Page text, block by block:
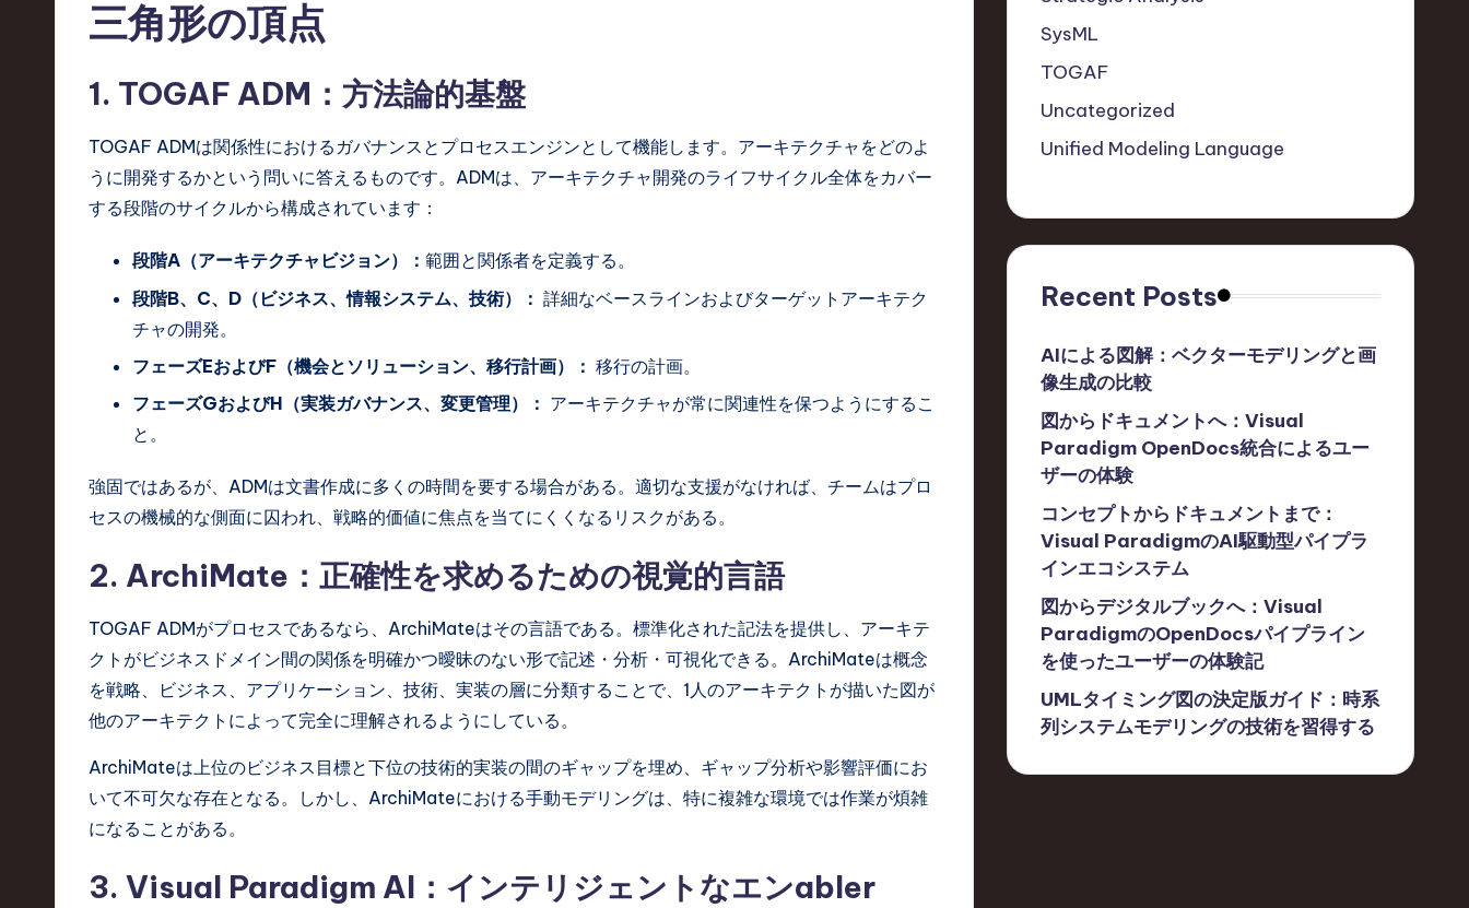
ft
三角形の頂点
1. TOGAF ADM：方法論的基盤
TOGAF ADMは関係性におけるガバナンスとプロセスエンジンとして機能します。アーキテクチャをどのよ
うに開発するかという問いに答えるものです。ADMは、アーキテクチャ開発のライフサイクル全体をカバー
する段階のサイクルから構成されています：
段階A（アーキテクチャビジョン）： 範囲と関係者を定義する。
段階B、C、D（ビジネス、情報システム、技術）： 詳細なベースラインおよびターゲットアーキテク
チャの開発。
フェーズEおよびF（機会とソリューション、移行計画）： 移行の計画。
フェーズGおよびH（実装ガバナンス、変更管理）： アーキテクチャが常に関連性を保つようにするこ
と。
強固ではあるが、ADMは文書作成に多くの時間を要する場合がある。適切な支援がなければ、チームはプロ
セスの機械的な側面に囚われ、戦略的価値に焦点を当てにくくなるリスクがある。
2. ArchiMate：正確性を求めるための視覚的言語
TOGAF ADMがプロセスであるなら、ArchiMateはその言語である。標準化された記法を提供し、アーキテ
クトがビジネスドメイン間の関係を明確かつ曖昧のない形で記述・分析・可視化できる。ArchiMateは概念
を戦略、ビジネス、アプリケーション、技術、実装の層に分類することで、1人のアーキテクトが描いた図が
他のアーキテクトによって完全に理解されるようにしている。
ArchiMateは上位のビジネス目標と下位の技術的実装の間のギャップを埋め、ギャップ分析や影響評価にお
いて不可欠な存在となる。しかし、ArchiMateにおける手動モデリングは、特に複雑な環境では作業が煩雑
になることがある。
3. Visual Paradigm AI：インテリジェントなエンabler
SysML
TOGAF
Uncategorized
Unified Modeling Language
Recent Posts
AIによる図解：ベクターモデリングと画
像生成の比較
図からドキュメントへ：Visual
Paradigm OpenDocs統合によるユー
ザーの体験
コンセプトからドキュメントまで：
Visual ParadigmのAI駆動型パイプラ
インエコシステム
図からデジタルブックへ：Visual
ParadigmのOpenDocsパイプライン
を使ったユーザーの体験記
UMLタイミング図の決定版ガイド：時系
列システムモデリングの技術を習得する